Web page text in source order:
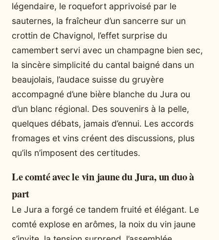
légendaire, le roquefort apprivoisé par le
sauternes, la fraîcheur d’un sancerre sur un
crottin de Chavignol, l’effet surprise du
camembert servi avec un champagne bien sec,
la sincère simplicité du cantal baigné dans un
beaujolais, l’audace suisse du gruyère
accompagné d’une bière blanche du Jura ou
d’un blanc régional. Des souvenirs à la pelle,
quelques débats, jamais d’ennui. Les accords
fromages et vins créent des discussions, plus
qu’ils n’imposent des certitudes.
Le comté avec le vin jaune du Jura, un duo à
part
Le Jura a forgé ce tandem fruité et élégant. Le
comté explose en arômes, la noix du vin jaune